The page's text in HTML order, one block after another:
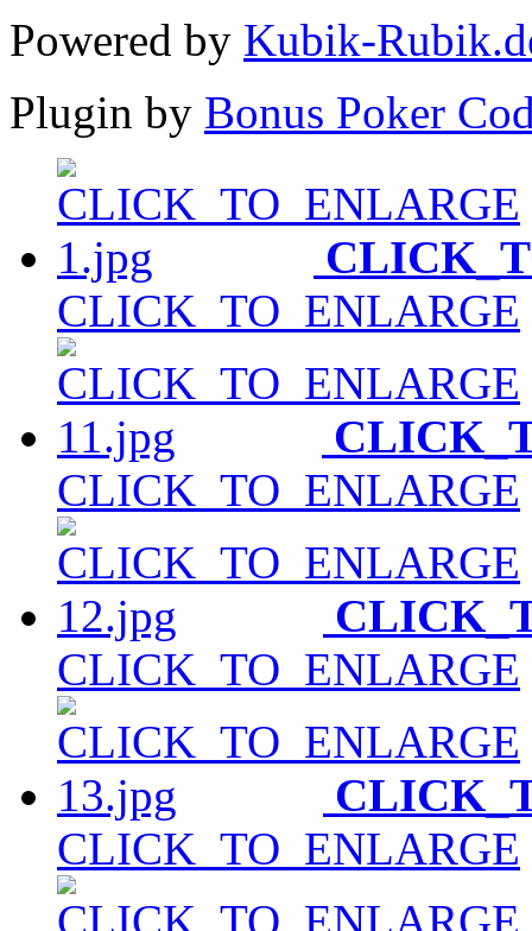
Powered by Kubik-
Plugin by Bonus Poker
CLICK_TO_ENLARGE
CLICK_TO_ENLARGE
CLICK_TO_ENLARGE
CLICK_TO_ENLARGE